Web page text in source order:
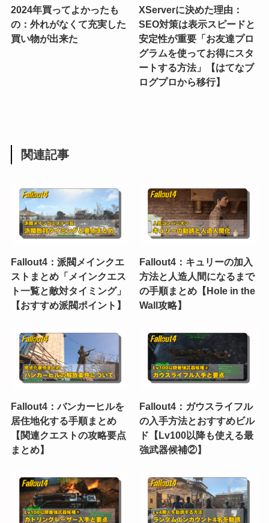
2024年買ってよかったも
の：外れがなくて充実した
買い物が出来た
XServerに決めた理由：
SEO対策は表示スピードと
安定性が重要「お友達プロ
グラムを使ってお得にスタ
ートする方法」【はてなブ
ログプロから移行】
関連記事
Fallout4：派閥メインクエ
ストまとめ「メインクエス
ト一覧と敵対タイミング」
【おすすめ派閥ポイント】
Fallout4：キュリーの加入
方法と人造人間になるまで
の手順まとめ【Hole in the
Wall攻略】
Fallout4：バンカーヒルを
居住地化する手順まとめ
【関連クエストの攻略要点
まとめ】
Fallout4：ガウスライフル
の入手方法とおすすめビル
ド【Lv100以降も使える最
強武器候補②】